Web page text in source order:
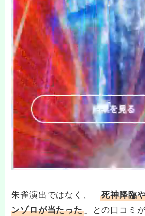
朱雀演出ではなく、「死神降臨
ンゾロが当たった」との口コミ